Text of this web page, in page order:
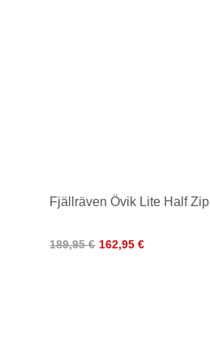
Fjällräven Övik Lite Half Zip
189,95 € 162,95 €